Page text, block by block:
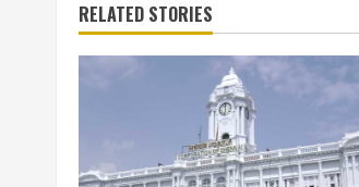
RELATED STORIES